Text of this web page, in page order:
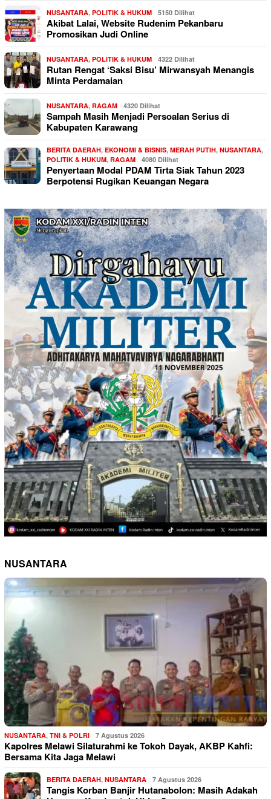
NUSANTARA, POLITIK & HUKUM 5150 Dilihat
Akibat Lalai, Website Rudenim Pekanbaru
Promosikan Judi Online
NUSANTARA, POLITIK & HUKUM 4322 Dilihat
Rutan Rengat ‘Saksi Bisu’ Mirwansyah Menangis
Minta Perdamaian
NUSANTARA, RAGAM 4320 Dilihat
Sampah Masih Menjadi Persoalan Serius di
Kabupaten Karawang
BERITA DAERAH, EKONOMI & BISNIS, MERAH PUTIH, NUSANTARA,
POLITIK & HUKUM, RAGAM 4080 Dilihat
Penyertaan Modal PDAM Tirta Siak Tahun 2023
Berpotensi Rugikan Keuangan Negara
NUSANTARA
NUSANTARA, TNI & POLRI 7 Agustus 2026
Kapolres Melawi Silaturahmi ke Tokoh Dayak, AKBP Kahfi:
Bersama Kita Jaga Melawi
BERITA DAERAH, NUSANTARA 7 Agustus 2026
Tangis Korban Banjir Hutanabolon: Masih Adakah